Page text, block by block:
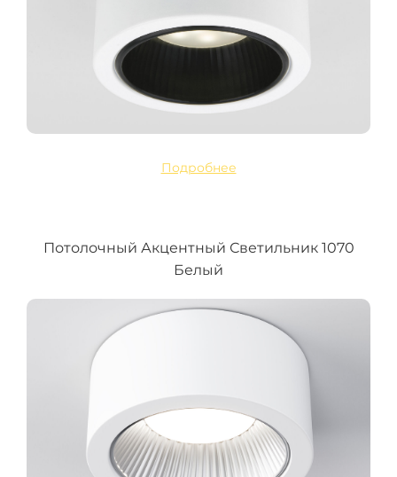
Подробнее
Потолочный Акцентный Светильник 1070
Белый